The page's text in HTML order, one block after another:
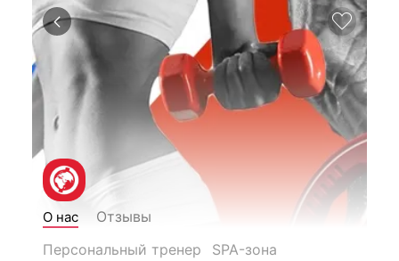
О нас
Отзывы
Персональный тренер
SPA-зона